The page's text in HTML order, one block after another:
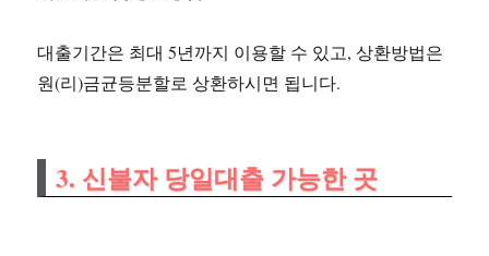
대출기간은 최대 5년까지 이용할 수 있고, 상환방법은
원(리)금균등분할로 상환하시면 됩니다.
3. 신불자 당일대출 가능한 곳